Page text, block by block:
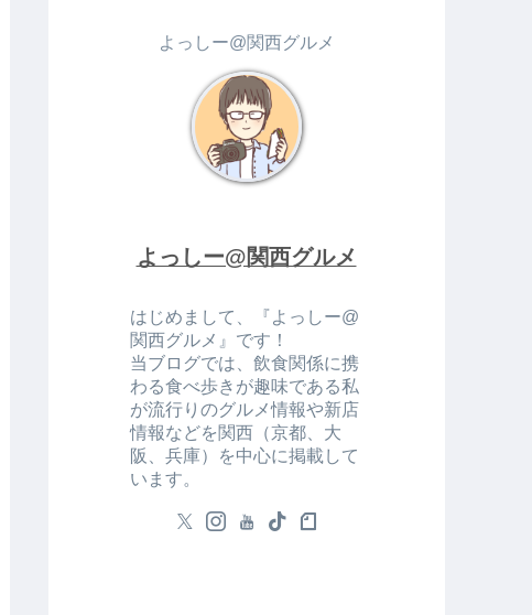
よっしー@関西グルメ
よっしー@関西グルメ
はじめまして、『よっしー@
関西グルメ』です！
当ブログでは、飲食関係に携
わる食べ歩きが趣味である私
が流行りのグルメ情報や新店
情報などを関西（京都、大
阪、兵庫）を中心に掲載して
います。